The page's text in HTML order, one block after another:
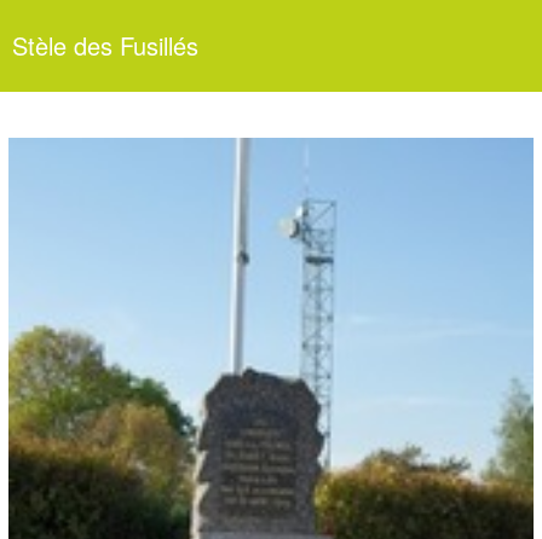
Stèle des Fusillés